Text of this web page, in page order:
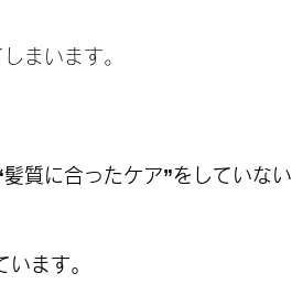
まいます。
質に合ったケア”をしていない
ます。